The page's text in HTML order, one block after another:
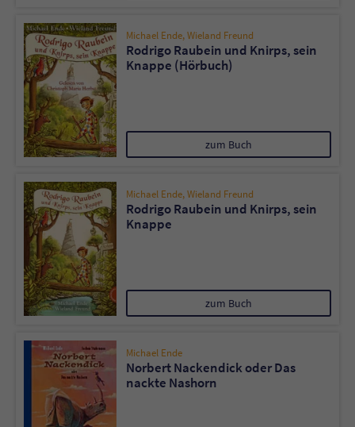
Michael Ende,Wieland Freund
Rodrigo Raubein und Knirps, sein
Knappe (Hörbuch)
zum Buch
Michael Ende,Wieland Freund
Rodrigo Raubein und Knirps, sein
Knappe
zum Buch
Michael Ende
Norbert Nackendick oder Das
nackte Nashorn